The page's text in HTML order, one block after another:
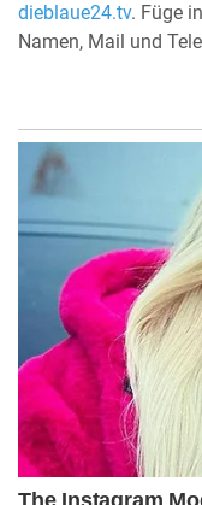
dieblaue24.tv. Füge
Namen, Mail und